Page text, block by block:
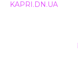
KAPRI.DN.UA